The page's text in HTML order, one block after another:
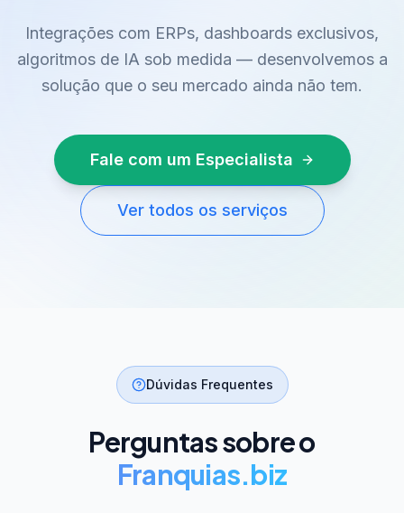
Integrações com ERPs, dashboards exclusivos,
algoritmos de IA sob medida — desenvolvemos a
solução que o seu mercado ainda não tem.
Fale com um Especialista
Ver todos os serviços
Dúvidas Frequentes
Perguntas sobre o
Franquias.biz